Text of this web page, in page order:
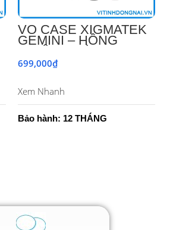
VỎ CASE XIGMATEK
GEMINI – HỒNG
CHÍNH HÃNG
699,000₫
Xem Nhanh
Bảo hành: 12 THÁNG